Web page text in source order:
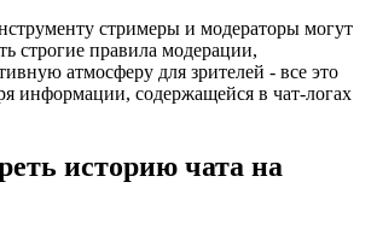
стримеры и модераторы могут
строгие правила модерации,
атмосферу для зрителей - все это
информации, содержащейся в чат-логах
историю чата на